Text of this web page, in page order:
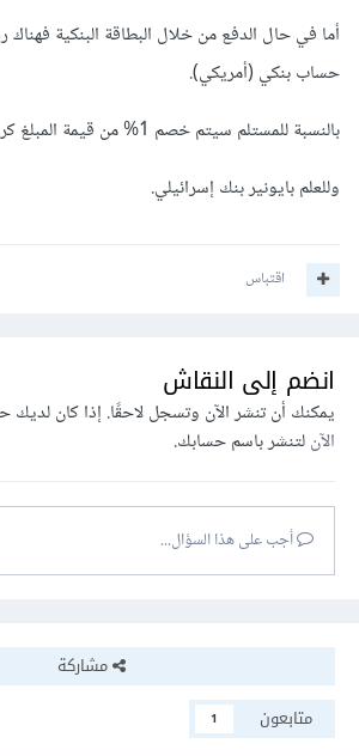
حساب بنكي (أمريكي).
بالنسبة للمستلم سيتم خصم 1% من قيمة المبلغ كرسوم.
وللعلم بايونير بنك إسرائيلي.
اقتباس
انضم إلى النقاش
يمكنك أن تنشر الآن وتسجل لاحقًا. إذا كان لديك
الآنلتنشر باسم حسابك.
أجب على هذا السؤال...
مشاركة
متابعون
1